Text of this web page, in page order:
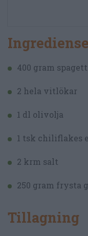
400 gram
2 hela vitlökar
1 dl olivolja
1 tsk chiliflakes
2 krm salt
250 gram frysta
Tillagning